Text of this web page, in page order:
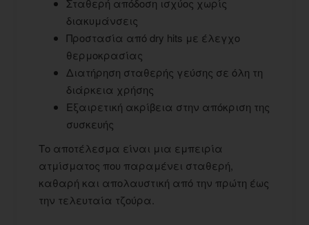
Σταθερή απόδοση ισχύος χωρίς
διακυμάνσεις
Προστασία από dry hits με έλεγχο
θερμοκρασίας
Διατήρηση σταθερής γεύσης σε όλη τη
διάρκεια χρήσης
Εξαιρετική ακρίβεια στην απόκριση της
συσκευής
Το αποτέλεσμα είναι μια εμπειρία
ατμίσματος που παραμένει σταθερή,
καθαρή και απολαυστική από την πρώτη έως
την τελευταία τζούρα.